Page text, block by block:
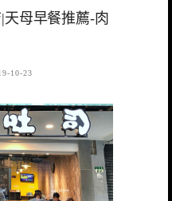
天母早餐推薦-肉
10-23